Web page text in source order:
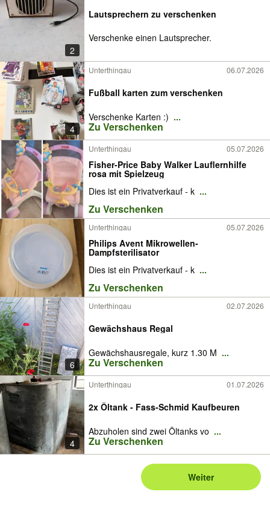
2
Lautsprechern zu verschenken
Verschenke einen Lautsprecher.
4
Unterthingau 06.07.2026
Fußball karten zum verschenken
Verschenke Karten :) ...
Zu Verschenken
Unterthingau 05.07.2026
Fisher-Price Baby Walker Lauflernhilfe
rosa mit Spielzeug
Dies ist ein Privatverkauf - k ...
Zu Verschenken
Unterthingau 05.07.2026
Philips Avent Mikrowellen-
Dampfsterilisator
Dies ist ein Privatverkauf - k ...
Zu Verschenken
6
Unterthingau 02.07.2026
Gewächshaus Regal
Gewächshausregale, kurz 1.30 M ...
Zu Verschenken
4
Unterthingau 01.07.2026
2x Öltank - Fass-Schmid Kaufbeuren
Abzuholen sind zwei Öltanks vo ...
Zu Verschenken
Weiter